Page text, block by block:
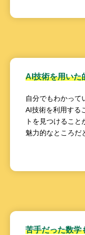
AI技術を用いた
自分でもわかって
AI技術を利用する
トを見つけるこ
魅力的なところだ
苦手だった数学